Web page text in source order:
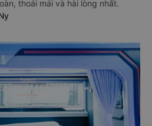
thoái mái và hài lòng nhất.